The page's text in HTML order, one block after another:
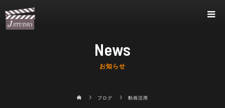
News
お知らせ
ブログ 動画活用